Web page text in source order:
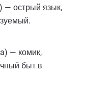
— острый язык,
— комик,
быт в